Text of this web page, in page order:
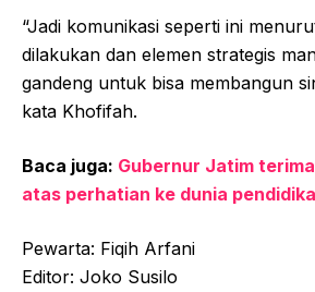
“Jadi komunikasi seperti ini
dilakukan dan elemen strategis
gandeng untuk bisa membangun
kata Khofifah.
Baca juga: Gubernur Jatim
atas perhatian ke dunia
Pewarta: Fiqih Arfani
Editor: Joko Susilo